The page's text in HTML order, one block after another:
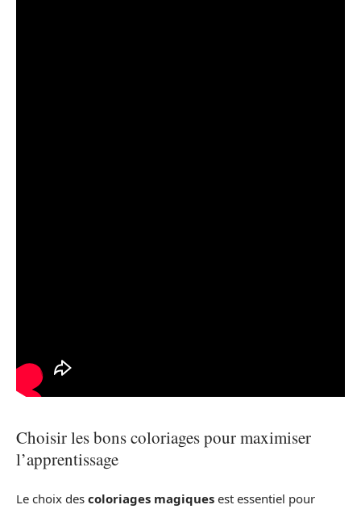
Choisir les bons coloriages pour maximiser
l’apprentissage
Le choix des coloriages magiques est essentiel pour